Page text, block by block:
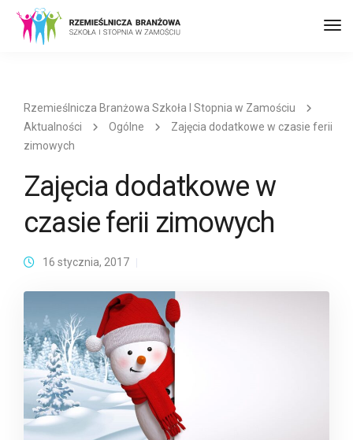
Rzemieślnicza Branżowa Szkoła I Stopnia w Zamościu
Aktualności
Ogólne
Zajęcia dodatkowe w czasie ferii
zimowych
Zajęcia dodatkowe w
czasie ferii zimowych
16 stycznia, 2017